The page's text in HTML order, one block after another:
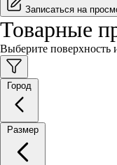
Записаться на
Товарные
Выберите поверхность